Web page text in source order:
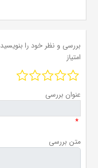
بررسی و نظر خود را بنویسید
امتیاز
عنوان بررسی
*
متن بررسی